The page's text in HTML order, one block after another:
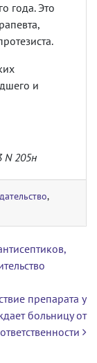
года. Это
и
N 205н
,
препарата у
больницу от
ответственности